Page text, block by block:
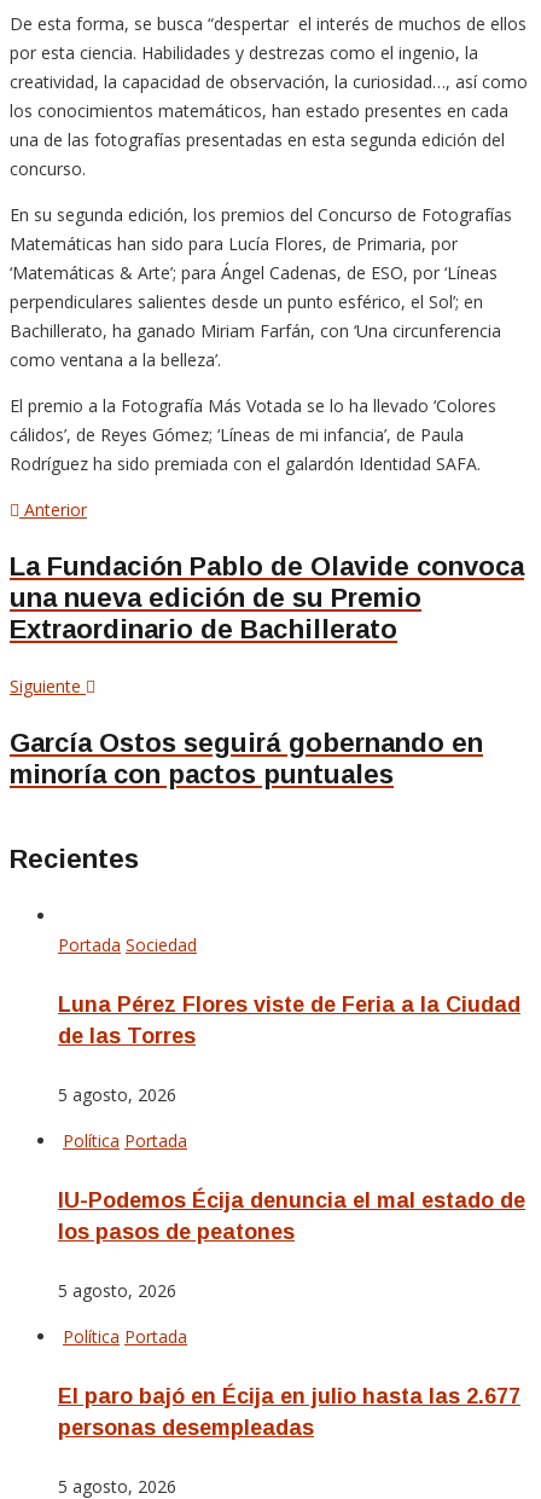
De esta forma, se busca “despertar el interés de muchos de ellos
por esta ciencia. Habilidades y destrezas como el ingenio, la
creatividad, la capacidad de observación, la curiosidad…, así como
los conocimientos matemáticos, han estado presentes en cada
una de las fotografías presentadas en esta segunda edición del
concurso.
En su segunda edición, los premios del Concurso de Fotografías
Matemáticas han sido para Lucía Flores, de Primaria, por
‘Matemáticas & Arte’; para Ángel Cadenas, de ESO, por ‘Líneas
perpendiculares salientes desde un punto esférico, el Sol’; en
Bachillerato, ha ganado Miriam Farfán, con ‘Una circunferencia
como ventana a la belleza’.
El premio a la Fotografía Más Votada se lo ha llevado ‘Colores
cálidos’, de Reyes Gómez; ‘Líneas de mi infancia’, de Paula
Rodríguez ha sido premiada con el galardón Identidad SAFA.
Navegación
de
entradas
AnteriorArtículo
La Fundación Pablo de Olavide convoca
una nueva edición de su Premio
Extraordinario de Bachillerato
Siguiente
García Ostos seguirá gobernando en
minoría con pactos puntuales
Recientes
Portada Sociedad
Luna Pérez Flores viste de Feria a la Ciudad
de las Torres
5 agosto, 2026
Política Portada
IU-Podemos Écija denuncia el mal estado de
los pasos de peatones
5 agosto, 2026
Política Portada
El paro bajó en Écija en julio hasta las 2.677
personas desempleadas
5 agosto, 2026